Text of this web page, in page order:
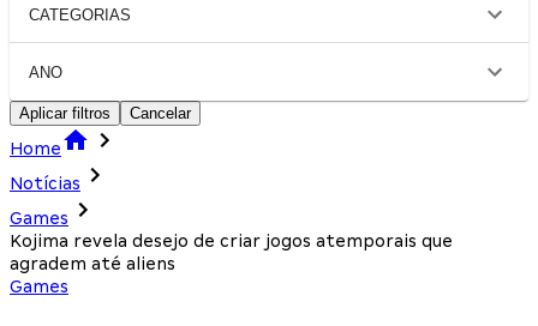
CATEGORIAS
ANO
Aplicar filtros Cancelar
Home
Notícias
Games
Kojima revela desejo de criar jogos atemporais que
agradem até aliens
Games